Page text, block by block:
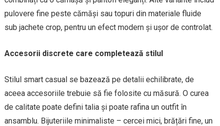
pulovere fine peste cămăși sau topuri din materiale fluide
sub jachete crop, pentru un efect modern și ușor de controlat.
Accesorii discrete care completează stilul
Stilul smart casual se bazează pe detalii echilibrate, de
aceea accesoriile trebuie să fie folosite cu măsură. O curea
de calitate poate defini talia și poate rafina un outfit în
ansamblu. Bijuteriile minimaliste – cercei mici, brățări fine, un